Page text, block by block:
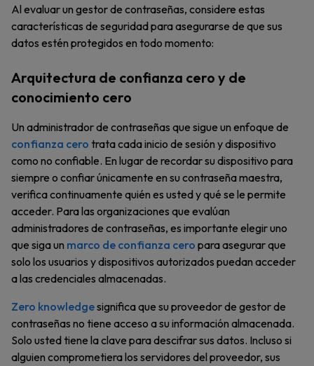
Al evaluar un gestor de contraseñas, considere estas
características de seguridad para asegurarse de que sus
datos estén protegidos en todo momento:
Arquitectura de confianza cero y de
conocimiento cero
Un administrador de contraseñas que sigue un enfoque de
confianza cero trata cada inicio de sesión y dispositivo
como no confiable. En lugar de recordar su dispositivo para
siempre o confiar únicamente en su contraseña maestra,
verifica continuamente quién es usted y qué se le permite
acceder. Para las organizaciones que evalúan
administradores de contraseñas, es importante elegir uno
que siga un marco de confianza cero para asegurar que
solo los usuarios y dispositivos autorizados puedan acceder
a las credenciales almacenadas.
Zero knowledgesignifica que su proveedor de gestor de
contraseñas no tiene acceso a su información almacenada.
Solo usted tiene la clave para descifrar sus datos. Incluso si
alguien comprometiera los servidores del proveedor, sus